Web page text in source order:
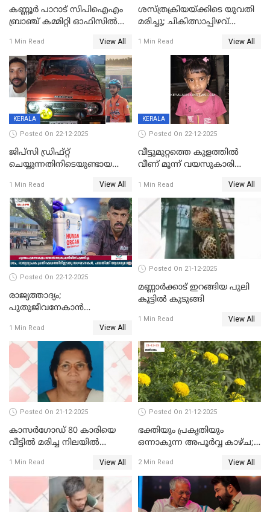
കണ്ണൂർ പാറാട് സിപിഐഎം
ബ്രാഞ്ച് കമ്മിറ്റി ഓഫിസിൽ
ചിത്രങ്ങളടക്കം കത്തിയ
നിലയിൽ
1 Min Read View All
ശസ്ത്രക്രിയയ്‌ക്കിടെ യുവതി
മരിച്ചു; ചികിത്സാപ്പിഴവ്
സംഭവം മാവേലിക്കരയിൽ
1 Min Read View All
KERALA
Posted On 22-12-2025
ജിപ്സി ഡ്രിഫ്റ്റ്
ചെയ്യുന്നതിനിടെയുണ്ടായ
ദാരുണാന്ത്യം; ജീപ്സി
ഓടിച്ചയാൾ അറസ്റ്റിൽ.
1 Min Read View All
KERALA
Posted On 22-12-2025
വീട്ടുമുറ്റത്തെ കുളത്തിൽ
വീണ് മൂന്ന് വയസുകാരി
1 Min Read View All
Posted On 22-12-2025
രാജ്യത്താദ്യം;
പുതുജീവനേകാൻ
എറണാകുളം സർക്കാർ
ജനറൽ
ആശുപത്രിയിലെത്തിച്ചു
1 Min Read View All
Posted On 21-12-2025
മണ്ണാർക്കാട് ഇറങ്ങിയ പുലി
കൂട്ടിൽ കുടുങ്ങി
1 Min Read View All
Posted On 21-12-2025
കാസർഗോഡ് 80 കാരിയെ
വീട്ടിൽ മരിച്ച നിലയിൽ
1 Min Read View All
Posted On 21-12-2025
ഭക്തിയും പ്രകൃതിയും
ഒന്നാകുന്ന അപൂര്‍വ്വ കാഴ്ച;
കാഴ്ചാനുഭവമൊരുക്കി
ശബരീ നന്ദനം
2 Min Read View All